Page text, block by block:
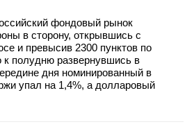
фондовый рынок
в сторону, открывшись с
и превысив 2300 пунктов по
полудню развернувшись в
дня номинированный в
упал на 1,4%, а долларовый